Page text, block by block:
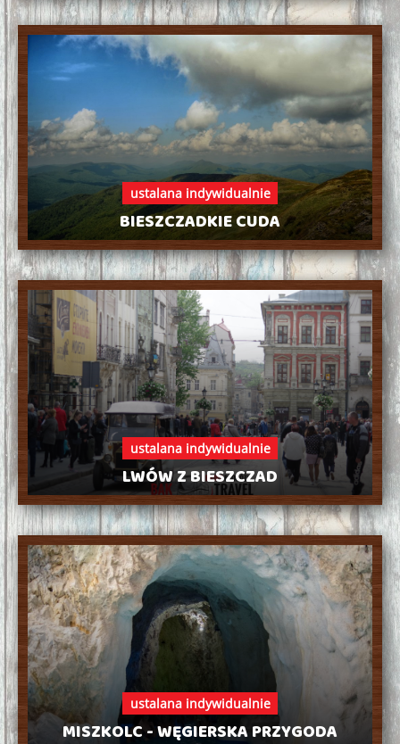
ustalana indywidualnie
BIESZCZADKIE CUDA
ustalana indywidualnie
LWÓW Z BIESZCZAD
ustalana indywidualnie
MISZKOLC - WĘGIERSKA PRZYGODA